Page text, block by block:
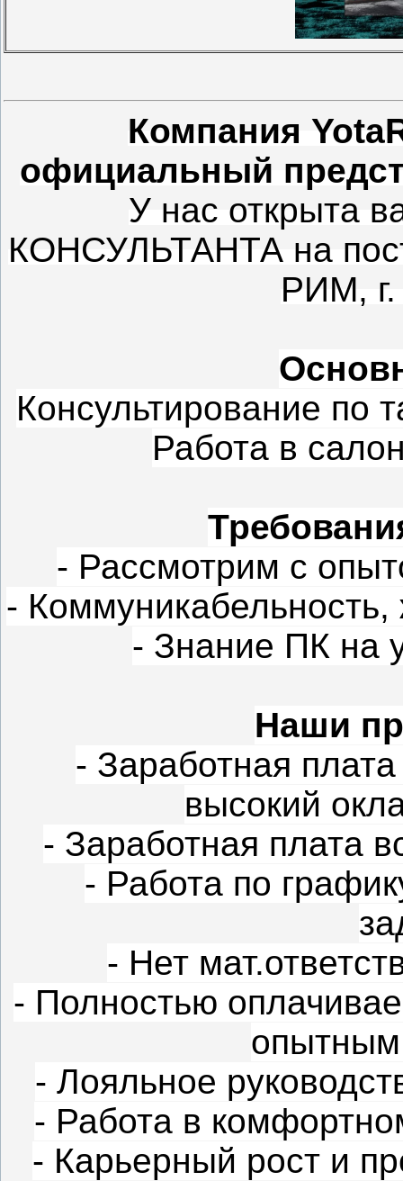
Компания
официальный
У нас открыта
КОНСУЛЬТАНТА на
РИМ,
Консультирование по
Работа в
- Рассмотрим с
-
- Знание ПК на
Наши
- Заработная
высокий
- Заработная плата
- Работа по
- Нет
- Полностью
опытным
- Лояльное
- Работа в
- Карьерный рост и